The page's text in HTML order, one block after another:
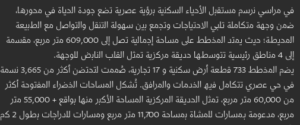
ﻓﻲ ﻣراﺳﻲ ﻧرﺳم ﻣﺳﺗﻘﺑل اﻷﺣﯾﺎء اﻟﺳﻛﻧﯾﺔ ﺑرؤﯾﺔ ﻋﺻرﯾﺔ ﺗﺿﻊ ﺟودة اﻟﺣﯾﺎة ﻓﻲ ﻣﺣورھﺎ،
ﺿﻣن وﺟﮭﺔ ﻣﺗﻛﺎﻣﻠﺔ ﺗﻠﺑﻲ اﻻﺣﺗﯾﺎﺟﺎت وﺗﺟﻣﻊ ﺑﯾن ﺳﮭوﻟﺔ اﻟﺗﻧﻘل واﻟﺗواﺻل ﻣﻊ اﻟطﺑﯾﻌﺔ
اﻟﻣﺣﯾطﺔ؛ ﺣﯾث ﯾﻣﺗد اﻟﻣﺧطط ﻋﻠﻰ ﻣﺳﺎﺣﺔ إﺟﻣﺎﻟﯾﺔ ﺗﺻل إﻟﻰ 609,000 ﻣﺗر ﻣرﺑﻊ، ﻣﻘﺳﻣﺔ
إﻟﻰ 4 ﻣﻧﺎطق رﺋﯾﺳﯾﺔ ﺗﺗوﺳطﮭﺎ ﺣدﯾﻘﺔ ﻣرﻛزﯾﺔ ﺗﻣﺛل اﻟﻘﻠب اﻟﻧﺎﺑض ﻟﻠوﺟﮭﺔ.
ﯾﺿم اﻟﻣﺧطط 733 ﻗطﻌﺔ أرض ﺳﻛﻧﯾﺔ و 17 ﺗﺟﺎرﯾﺔ، ﺻُﻣﻣت ﻟﺗﺣﺗﺿن أﻛﺛر ﻣن 3,665 ﻧﺳﻣﺔ
ﻓﻲ ﺣﻲ ﻋﺻري ﺗﺗﻛﺎﻣل ﻓﯾﮫ اﻟﺧدﻣﺎت واﻟﻣراﻓق. ﺗُﺷﻛل اﻟﻣﺳﺎﺣﺎت اﻟﺧﺿراء اﻟﻣﻔﺗوﺣﺔ أﻛﺛر
ﻣن 60,000 ﻣﺗر ﻣرﺑﻊ، ﺗﻣﺛل اﻟﺣدﯾﻘﺔ اﻟﻣرﻛزﯾﺔ اﻟﻣﺳﺎﺣﺔ اﻷﻛﺑر ﻣﻧﮭﺎ ﺑواﻗﻊ + 55,000 ﻣﺗر
ﻣرﺑﻊ، ﻣدﻋوﻣﺔ ﺑـﻣﺳﺎرات ﻟﻠﻣﺷﺎة ﺑﻣﺳﺎﺣﺔ 11,700 ﻣﺗر ﻣرﺑﻊ وﻣﺳﺎرات ﻟﻠدراﺟﺎت ﺑطول 2 ﻛم